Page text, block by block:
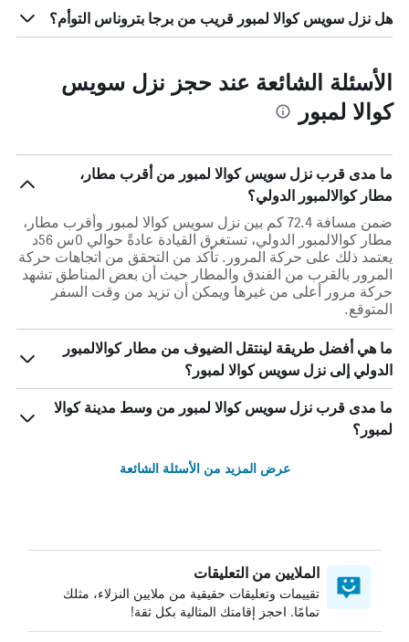
هل نزل سويس كوالا لمبور قريب من برجا بتروناس التوأم؟
الأسئلة الشائعة عند حجز نزل سويس
كوالا لمبور
ما مدى قرب نزل سويس كوالا لمبور من أقرب مطار،
مطار كوالالمبور الدولي؟
ضمن مسافة 72.4 كم بين نزل سويس كوالا لمبور وأقرب مطار،
مطار كوالالمبور الدولي، تستغرق القيادة عادةً حوالي 0س 56د
يعتمد ذلك على حركة المرور. تأكد من التحقق من اتجاهات حركة
المرور بالقرب من الفندق والمطار حيث أن بعض المناطق تشهد
حركة مرور أعلى من غيرها ويمكن أن تزيد من وقت السفر
المتوقع.
ما هي أفضل طريقة لينتقل الضيوف من مطار كوالالمبور
الدولي إلى نزل سويس كوالا لمبور؟
ما مدى قرب نزل سويس كوالا لمبور من وسط مدينة كوالا
لمبور؟
عرض المزيد من الأسئلة الشائعة
الملايين من التعليقات
تقييمات وتعليقات حقيقية من ملايين النزلاء، مثلك
تمامًا. احجز إقامتك المثالية بكل ثقة!